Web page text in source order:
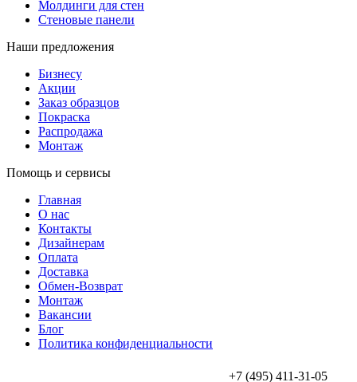
Молдинги для стен
Стеновые панели
Наши предложения
Бизнесу
Акции
Заказ образцов
Покраска
Распродажа
Монтаж
Помощь и сервисы
Главная
О нас
Контакты
Дизайнерам
Оплата
Доставка
Обмен-Возврат
Монтаж
Вакансии
Блог
Политика конфиденциальности
+7 (495) 411-31-05